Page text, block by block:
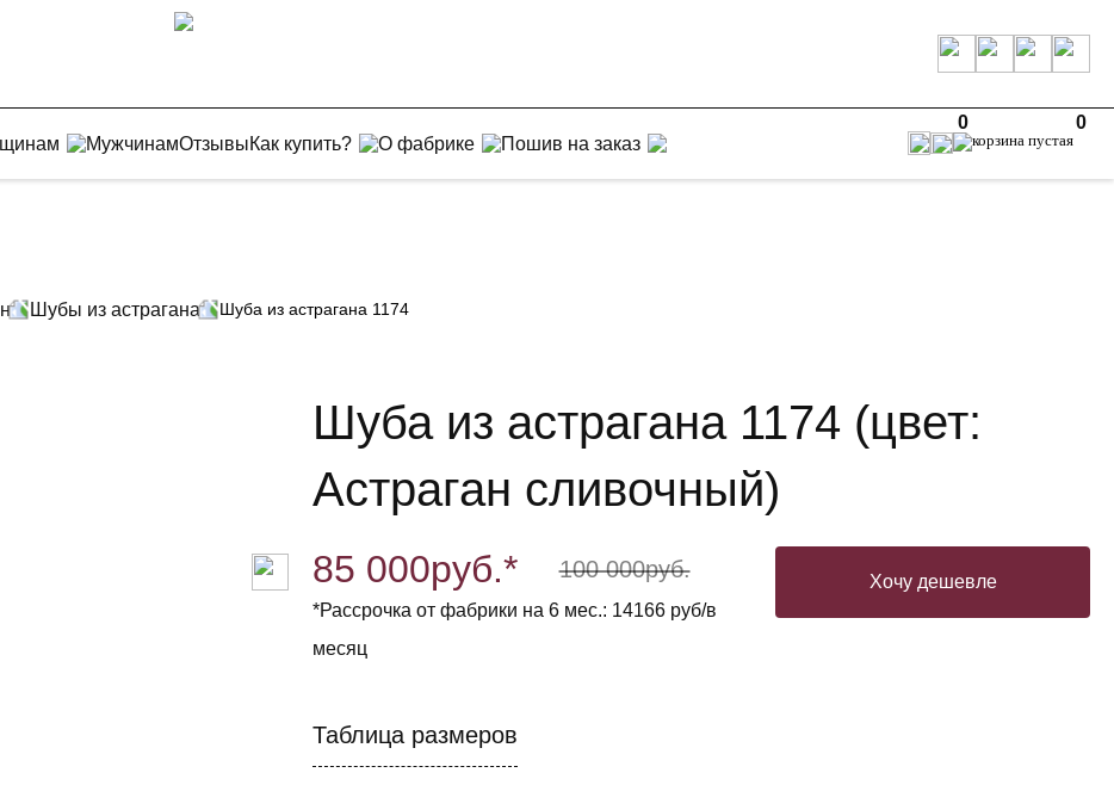
МужчинамОтзывыКак купить? О фабрике Пошив на заказ
0 0
Шубы из астрагана Шуба из астрагана 1174
Шуба из астрагана 1174 (цвет:
Астраган сливочный)
85 000руб.* 100 000руб.
*Рассрочка от фабрики на 6 мес.: 14166 руб/в
месяц
Хочу дешевле
Таблица размеров